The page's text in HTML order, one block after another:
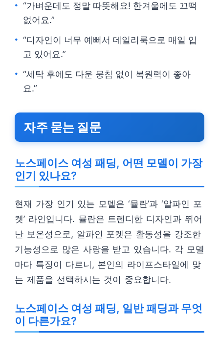
“가벼운데도 정말 따뜻해요! 한겨울에도 끄떡
없어요.”
“디자인이 너무 예뻐서 데일리룩으로 매일 입
고 있어요.”
“세탁 후에도 다운 뭉침 없이 복원력이 좋아
요.”
자주 묻는 질문
노스페이스 여성 패딩, 어떤 모델이 가장
인기 있나요?
현재 가장 인기 있는 모델은 ‘뮬란’과 ‘알파인 포
켓’ 라인입니다. 뮬란은 트렌디한 디자인과 뛰어
난 보온성으로, 알파인 포켓은 활동성을 강조한
기능성으로 많은 사랑을 받고 있습니다. 각 모델
마다 특징이 다르니, 본인의 라이프스타일에 맞
는 제품을 선택하시는 것이 중요합니다.
노스페이스 여성 패딩, 일반 패딩과 무엇
이 다른가요?